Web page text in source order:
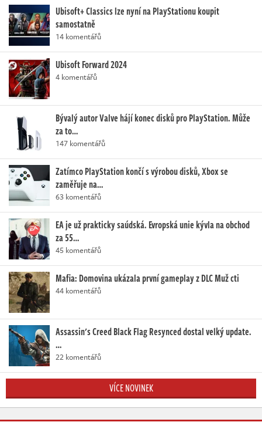
Ubisoft+ Classics lze nyní na PlayStationu koupit
samostatně
14 komentářů
Ubisoft Forward 2024
4 komentářů
Bývalý autor Valve hájí konec disků pro PlayStation. Může
za to…
147 komentářů
Zatímco PlayStation končí s výrobou disků, Xbox se
zaměřuje na…
63 komentářů
EA je už prakticky saúdská. Evropská unie kývla na obchod
za 55…
45 komentářů
Mafia: Domovina ukázala první gameplay z DLC Muž cti
44 komentářů
Assassin's Creed Black Flag Resynced dostal velký update.
…
22 komentářů
VÍCE NOVINEK